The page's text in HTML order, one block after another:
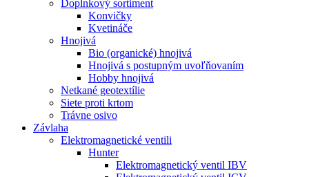
Doplnkový sortiment
Konvičky
Kvetináče
Hnojivá
Bio (organické) hnojivá
Hnojivá s postupným uvoľňovaním
Hobby hnojivá
Netkané geotextílie
Siete proti krtom
Trávne osivo
Závlaha
Elektromagnetické ventili
Hunter
Elektromagnetický ventil IBV